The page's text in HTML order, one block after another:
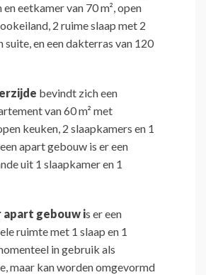
eetkamer van 70 m², open
2 ruime slaap met 2
suite, en een dakterras van 120
bevindt zich een
van 60 m² met
keuken, 2 slaapkamers en 1
apart gebouw is er een
uit 1 slaapkamer en 1
apart gebouw is er een
ruimte met 1 slaap en 1
in gebruik als
maar kan worden omgevormd